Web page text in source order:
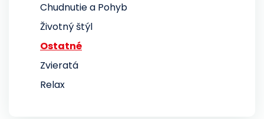
Chudnutie a Pohyb
Životný štýl
Ostatné
Zvieratá
Relax